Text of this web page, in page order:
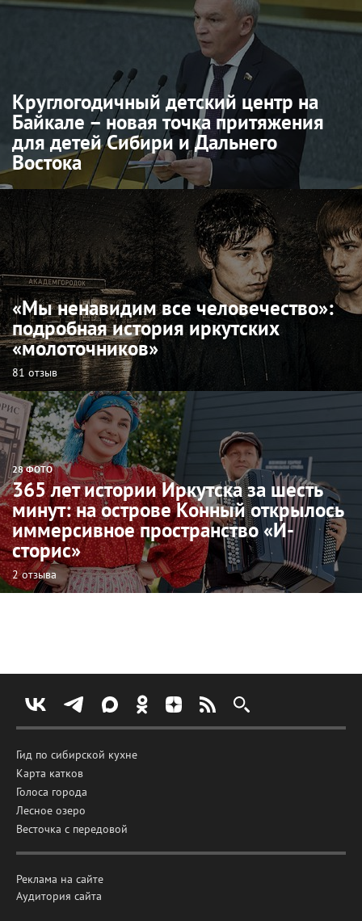
Круглогодичный детский центр на
Байкале – новая точка притяжения
для детей Сибири и Дальнего
Востока
«Мы ненавидим все человечество»:
подробная история иркутских
«молоточников»
81 отзыв
28 ФОТО
365 лет истории Иркутска за шесть
минут: на острове Конный открылось
иммерсивное пространство «И-
сторис»
2 отзыва
Гид по сибирской кухне
Карта катков
Голоса города
Лесное озеро
Весточка с передовой
Реклама на сайте
Аудитория сайта